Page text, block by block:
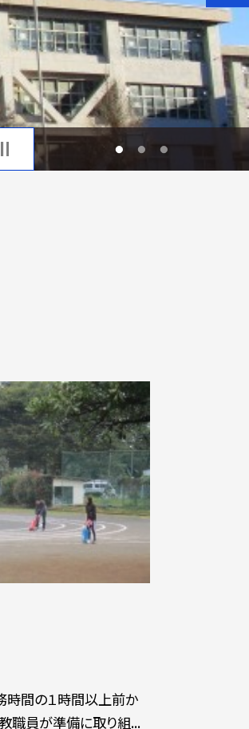
1 2 3
時間の１時間以上前か
教職員が準備に取り組...